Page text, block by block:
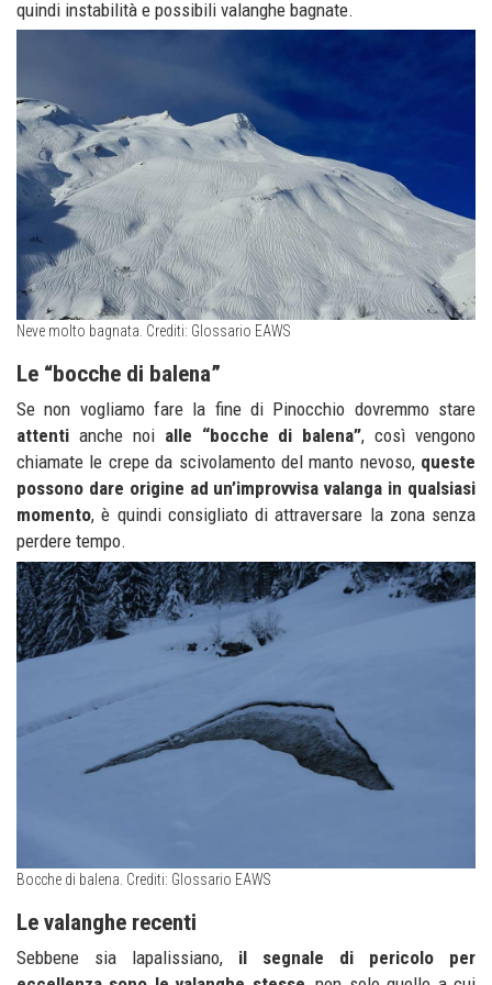
quindi instabilità e possibili valanghe bagnate.
Neve molto bagnata. Crediti: Glossario EAWS
Le “bocche di balena”
Se non vogliamo fare la fine di Pinocchio dovremmo stare
attenti anche noi alle “bocche di balena”, così vengono
chiamate le crepe da scivolamento del manto nevoso, queste
possono dare origine ad un’improvvisavalanga in qualsiasi
momento, è quindi consigliato di attraversare la zona senza
perdere tempo.
Bocche di balena. Crediti: Glossario EAWS
Le valanghe recenti
Sebbene sia lapalissiano, il segnale di pericolo per